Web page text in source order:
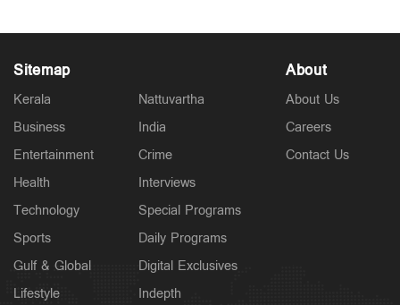
Sitemap
Kerala
Business
Entertainment
Health
Technology
Sports
Gulf & Global
Lifestyle
Nattuvartha
India
Crime
Interviews
Special Programs
Daily Programs
Digital Exclusives
Indepth
About
About Us
Careers
Contact Us